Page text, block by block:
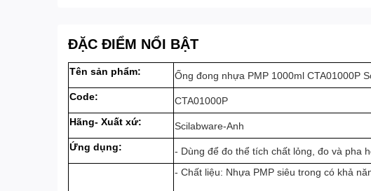
ĐẶC ĐIỂM NỔI BẬT
Tên sản phẩm: Ống đong nhựa PMP 1000ml CTA01000P
Code: CTA01000P
Hãng- Xuất xứ: Scilabware-Anh
Ứng dụng: - Dùng để đo thể tích chất lỏng, đo và pha
- Chất liệu: Nhựa PMP siêu trong có khả